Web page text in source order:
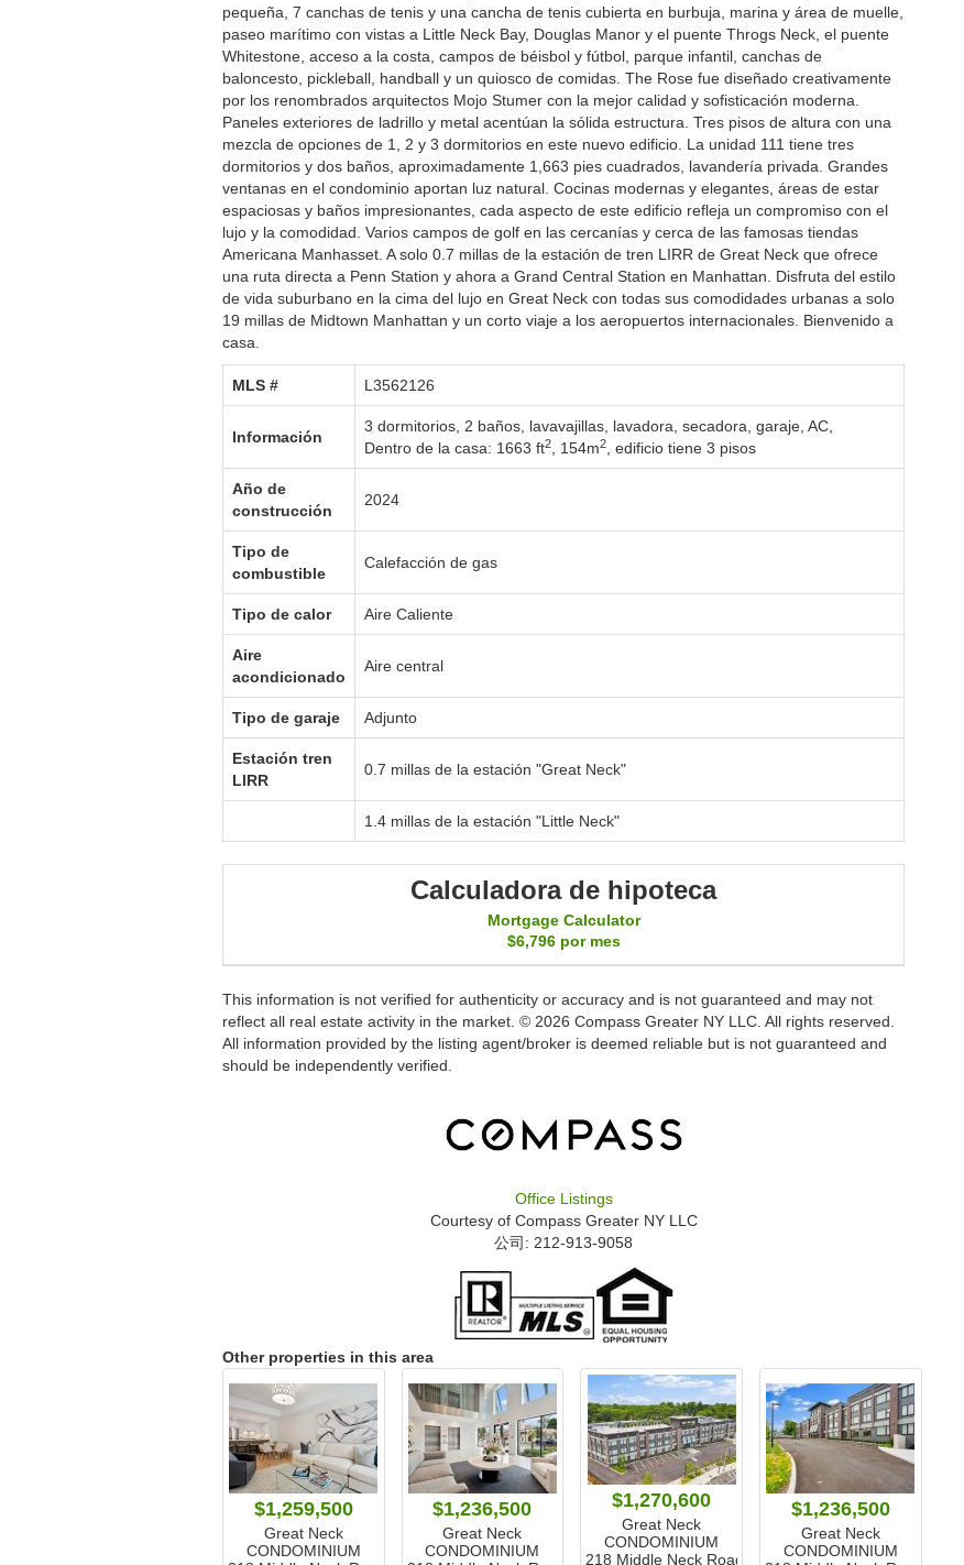
pequeña, 7 canchas de tenis y una cancha de tenis cubierta en burbuja, marina y área de muelle,
paseo marítimo con vistas a Little Neck Bay, Douglas Manor y el puente Throgs Neck, el puente
Whitestone, acceso a la costa, campos de béisbol y fútbol, parque infantil, canchas de
baloncesto, pickleball, handball y un quiosco de comidas. The Rose fue diseñado creativamente
por los renombrados arquitectos Mojo Stumer con la mejor calidad y sofisticación moderna.
Paneles exteriores de ladrillo y metal acentúan la sólida estructura. Tres pisos de altura con una
mezcla de opciones de 1, 2 y 3 dormitorios en este nuevo edificio. La unidad 111 tiene tres
dormitorios y dos baños, aproximadamente 1,663 pies cuadrados, lavandería privada. Grandes
ventanas en el condominio aportan luz natural. Cocinas modernas y elegantes, áreas de estar
espaciosas y baños impresionantes, cada aspecto de este edificio refleja un compromiso con el
lujo y la comodidad. Varios campos de golf en las cercanías y cerca de las famosas tiendas
Americana Manhasset. A solo 0.7 millas de la estación de tren LIRR de Great Neck que ofrece
una ruta directa a Penn Station y ahora a Grand Central Station en Manhattan. Disfruta del estilo
de vida suburbano en la cima del lujo en Great Neck con todas sus comodidades urbanas a solo
19 millas de Midtown Manhattan y un corto viaje a los aeropuertos internacionales. Bienvenido a
casa.
MLS #‎ L3562126
Información
3 dormitorios, 2 baños, lavavajillas lavadora secadora garaje AC
Dentro de la casa: 1663 ft2 154m2 edificio tiene 3 pisos
Año de
construcción
2024
Tipo de
combustible
Calefacción de gas
Tipo de calor Aire Caliente
Aire
acondicionado
Aire central
Tipo de garaje Adjunto
Estación tren
LIRR
0.7 millas de la estación "Great Neck"
1.4 millas de la estación "Little Neck"
Calculadora de hipoteca
Mortgage Calculator
$6,796por mes
This information is not verified for authenticity or accuracy and is not guaranteed and may not
reflect all real estate activity in the market. © 2026 Compass Greater NY LLC. All rights reserved.
All information provided by the listing agent/broker is deemed reliable but is not guaranteed and
should be independently verified.
Office Listings
Courtesy of Compass Greater NY LLC
公司: ‍212-913-9058
Other properties in this area
$1,259,500
Great Neck
CONDOMINIUM
$1,236,500
Great Neck
CONDOMINIUM
$1,270,600
Great Neck
CONDOMINIUM
218 Middle Neck Road
$1,236,500
Great Neck
CONDOMINIUM